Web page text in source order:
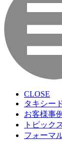
CLOSE
タキシー
お客様事例
トピック
フォーマ